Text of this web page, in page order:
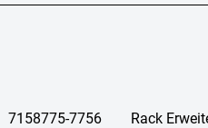
7158775-7756 Rack